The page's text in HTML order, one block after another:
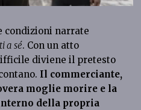
condizioni narrate
a sé. Con un atto
diviene il pretesto
Il commerciante,
moglie morire e la
della propria